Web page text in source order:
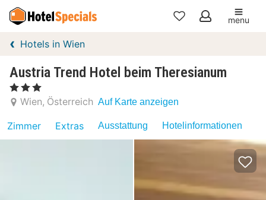
Meine
menu
Hotels in Wien
Austria Trend Hotel beim Theresianum
, 3 Sterne
Wien Österreich Auf Karte anzeigen
Zimmer Extras Ausstattung Hotelinformationen